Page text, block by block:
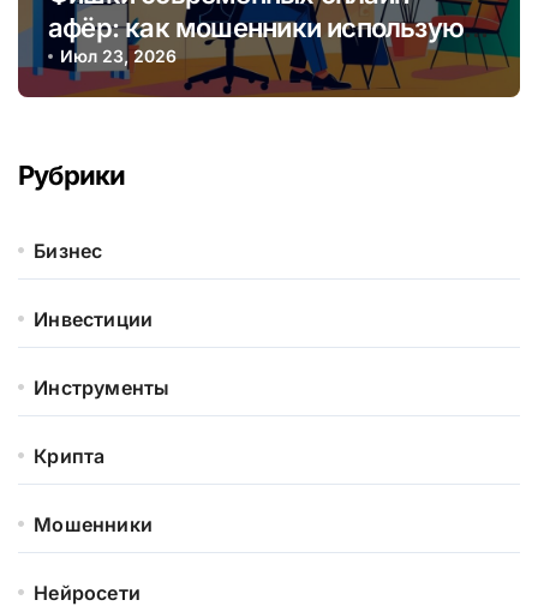
афёр: как мошенники используют
социальные сети и мессенджеры
Июл 23, 2026
Рубрики
Бизнес
Инвестиции
Инструменты
Крипта
Мошенники
Нейросети